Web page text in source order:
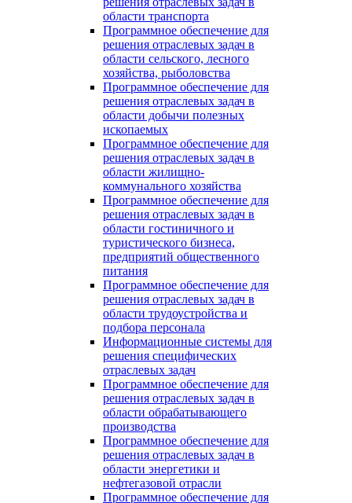
области транспорта
Программное обеспечение для
решения отраслевых задач в
области сельского, лесного
хозяйства, рыболовства
Программное обеспечение для
решения отраслевых задач в
области добычи полезных
ископаемых
Программное обеспечение для
решения отраслевых задач в
области жилищно-
коммунального хозяйства
Программное обеспечение для
решения отраслевых задач в
области гостиничного и
туристического бизнеса,
предприятий общественного
питания
Программное обеспечение для
решения отраслевых задач в
области трудоустройства и
подбора персонала
Информационные системы для
решения специфических
отраслевых задач
Программное обеспечение для
решения отраслевых задач в
области обрабатывающего
производства
Программное обеспечение для
решения отраслевых задач в
области энергетики и
нефтегазовой отрасли
Программное обеспечение для